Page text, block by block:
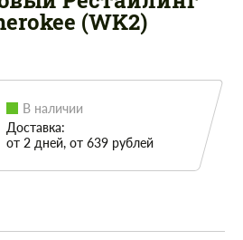
(WK2)
В наличии
Доставка:
от 2 дней, от 639 рублей